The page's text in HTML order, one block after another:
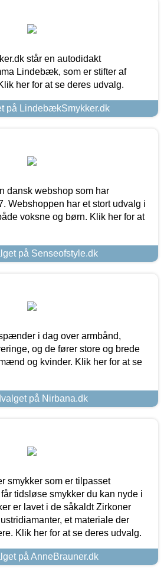
står en autodidakt
Lindebæk, som er stifter af
her for at se deres udvalg.
på LindebækSmykker.dk
dansk webshop som har
Webshoppen har et stort udvalg i
voksne og børn. Klik her for at
på Senseofstyle.dk
i dag over armbånd,
og de fører store og brede
og kvinder. Klik her for at se
på Nirbana.dk
smykker som er tilpasset
tidsløse smykker du kan nyde i
er lavet i de såkaldt Zirkoner
et materiale der
Klik her for at se deres udvalg.
på AnneBrauner.dk